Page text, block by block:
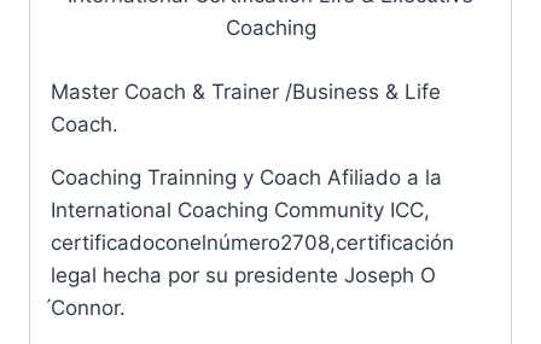
Coaching
Master Coach & Trainer /Business & Life
Coach.
Coaching Trainning y Coach Afiliado a la
International Coaching Community ICC,
certificadoconelnúmero2708,certificación
legal hecha por su presidente Joseph O
́Connor.